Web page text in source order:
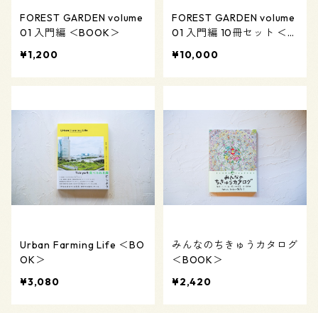
FOREST GARDEN volume
01 入門編 ＜BOOK＞
¥1,200
FOREST GARDEN volume
01 入門編 10冊セット ＜B
¥10,000
Urban Farming Life ＜BO
OK＞
¥3,080
みんなのちきゅうカタログ
＜BOOK＞
¥2,420